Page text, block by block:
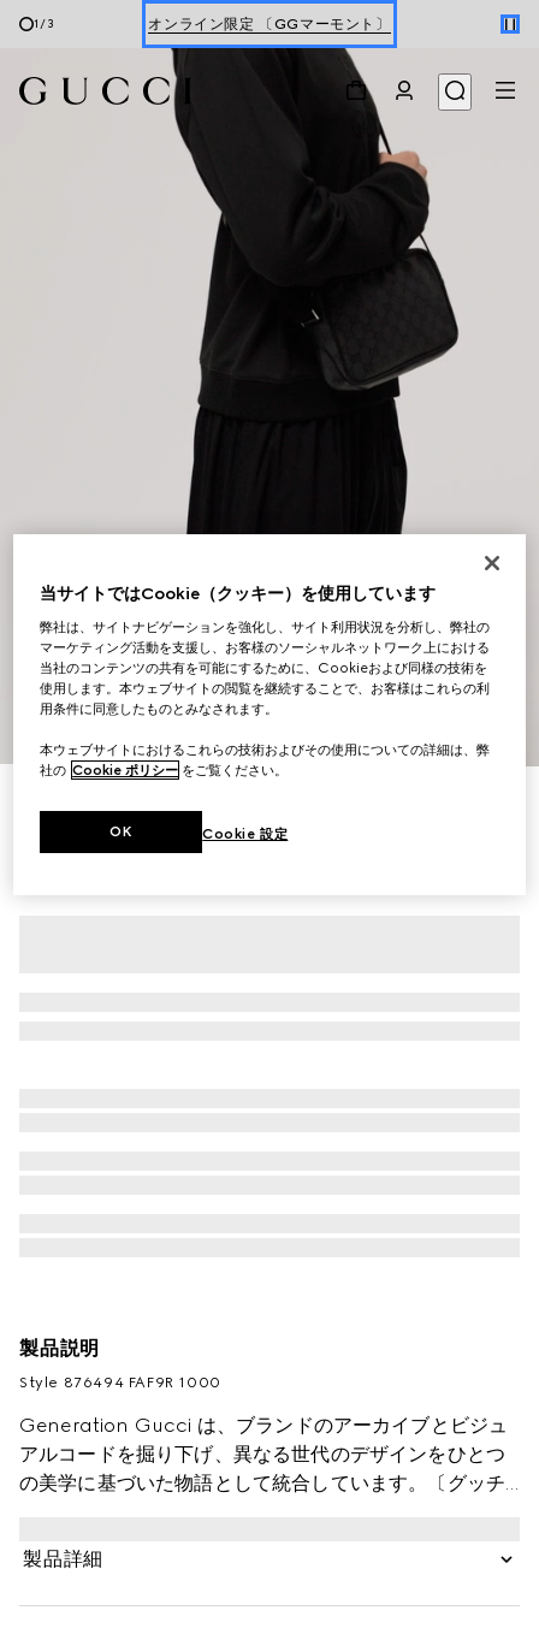
1 /3 オンライン限定 〔GGマーモント〕
最新ウォレット メンズ
オンライン限定 〔GGマーモント〕
￥189,200
（税込）
製品説明
Style ‎876494 FAF9R 1000
Generation Gucci は、ブランドのアーカイブとビジュ
アルコードを掘り下げ、異なる世代のデザインをひとつ
の美学に基づいた物語として統合しています。〔グッチ
構造のアイテムは、ブラックのGGコーティング キャン
製品詳細
当サイトではCookie（クッキー）を使用しています
弊社は、サイトナビゲーションを強化し、サイト利用状況を分析し、弊社の
マーケティング活動を支援し、お客様のソーシャルネットワーク上における
当社のコンテンツの共有を可能にするために、Cookieおよび同様の技術を
使用します。本ウェブサイトの閲覧を継続することで、お客様はこれらの利
用条件に同意したものとみなされます。
本ウェブサイトにおけるこれらの技術およびその使用についての詳細は、弊
社の Cookie ポリシー をご覧ください。
Cookie 設定
OK